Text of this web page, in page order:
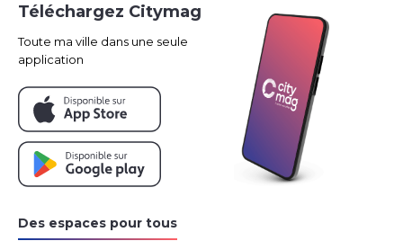
Des espaces pour tous
Téléchargez Citymag
Toute ma ville dans une seule
application